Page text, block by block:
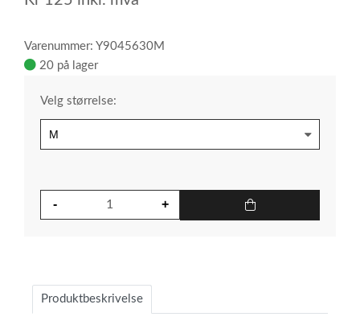
Varenummer: Y9045630M
20 på lager
Velg størrelse:
Produktbeskrivelse